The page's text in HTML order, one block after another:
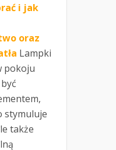
i jak
oraz
Lampki
pokoju
stymuluje
także